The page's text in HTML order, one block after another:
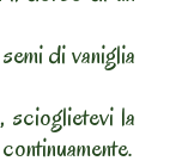
di vaniglia
scioglietevi la